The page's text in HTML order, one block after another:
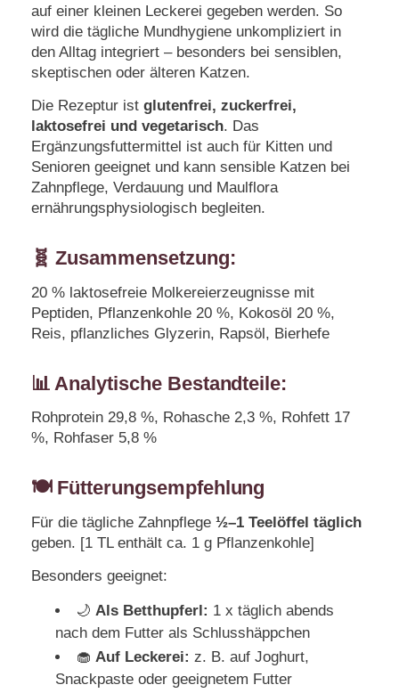
auf einer kleinen Leckerei gegeben werden. So
wird die tägliche Mundhygiene unkompliziert in
den Alltag integriert – besonders bei sensiblen,
skeptischen oder älteren Katzen.
Die Rezeptur ist glutenfrei, zuckerfrei,
laktosefrei und vegetarisch. Das
Ergänzungsfuttermittel ist auch für Kitten und
Senioren geeignet und kann sensible Katzen bei
Zahnpflege, Verdauung und Maulflora
ernährungsphysiologisch begleiten.
🧬 Zusammensetzung:
20 % laktosefreie Molkereierzeugnisse mit
Peptiden, Pflanzenkohle 20 %, Kokosöl 20 %,
Reis, pflanzliches Glyzerin, Rapsöl, Bierhefe
📊 Analytische Bestandteile:
Rohprotein 29,8 %, Rohasche 2,3 %, Rohfett 17
%, Rohfaser 5,8 %
🍽️ Fütterungsempfehlung
Für die tägliche Zahnpflege ½–1 Teelöffel täglich
geben. [1 TL enthält ca. 1 g Pflanzenkohle]
Besonders geeignet:
🌙 Als Betthupferl: 1 x täglich abends
nach dem Futter als Schlusshäppchen
🧁 Auf Leckerei: z. B. auf Joghurt,
Snackpaste oder geeignetem Futter